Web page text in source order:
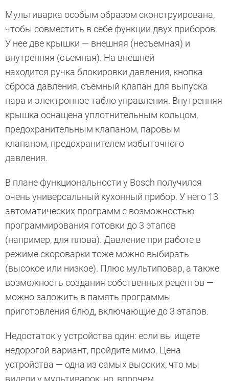
Мультиварка особым образом сконструирована,
чтобы совместить в себе функции двух приборов.
У нее две крышки — внешняя (несъемная) и
внутренняя (съемная). На внешней
находится ручка блокировки давления, кнопка
сброса давления, съемный клапан для выпуска
пара и электронное табло управления. Внутренняя
крышка оснащена уплотнительным кольцом,
предохранительным клапаном, паровым
клапаном, предохранителем избыточного
давления.
В плане функциональности у Bosch получился
очень универсальный кухонный прибор. У него 13
автоматических программ с возможностью
программирования готовки до 3 этапов
(например, для плова). Давление при работе в
режиме скороварки тоже можно выбирать
(высокое или низкое). Плюс мультиповар, а также
возможность создания собственных рецептов —
можно заложить в память программы
приготовления блюд, включающие до 3 этапов.
Недостаток у устройства один: если вы ищете
недорогой вариант, пройдите мимо. Цена
устройства — одна из самых высоких, что мы
видели у мультиварок, но, впрочем,